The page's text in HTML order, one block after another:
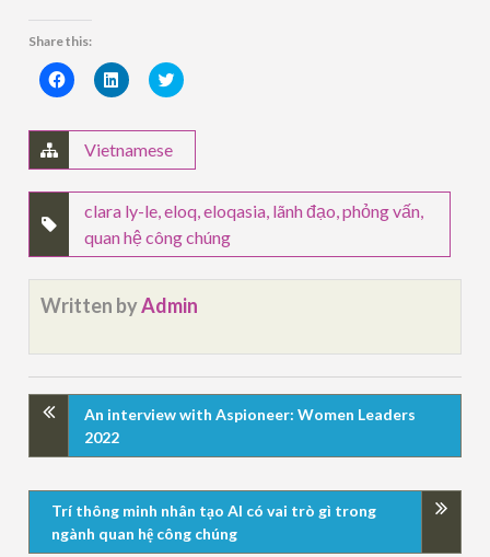
Share this:
Click
to
Facebook
(Opens
new
window)
Click
to
LinkedIn
(Opens
in
new
window)
Click
to
Twitter
new
window)
Vietnamese
clara ly-le ,eloq ,eloqasia lãnh đạo ,phỏng vấn
quan hệ công chúng
Written byAdmin
An interview with Aspioneer: Women Leaders
2022
Trí thông minh nhân tạo AI có vai trò gì trong
ngành quan hệ công chúng